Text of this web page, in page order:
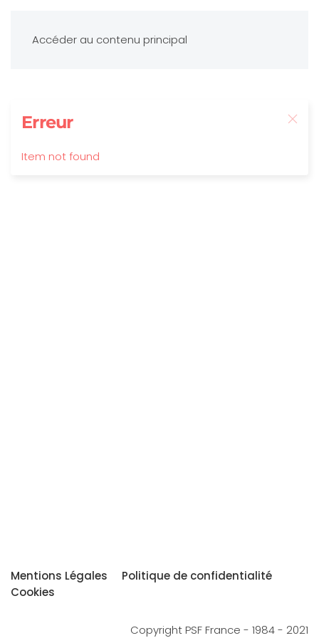
Accéder au contenu principal
Erreur
Item not found
Mentions Légales
Politique de confidentialité
Cookies
Copyright PSF France - 1984 - 2021